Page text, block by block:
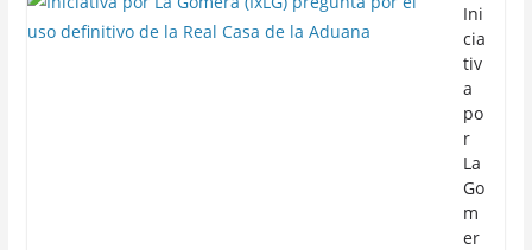
Ini
cia
tiv
a
po
r
La
Go
m
er